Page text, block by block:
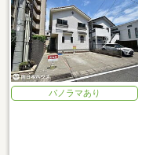
パノラマあり